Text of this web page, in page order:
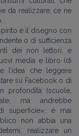
da realizzare, ce ne
e il disegno con
o di sufficienza
dei non lettori, e
media e libro (di
l’idea che leggere
su Facebook o di
profondità (scuole,
ma andrebbe
superficie»: è mai
non abbia una
realizzare un